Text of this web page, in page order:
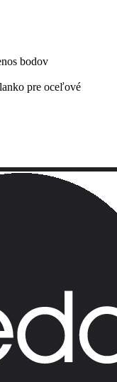
bodov
pre oceľové